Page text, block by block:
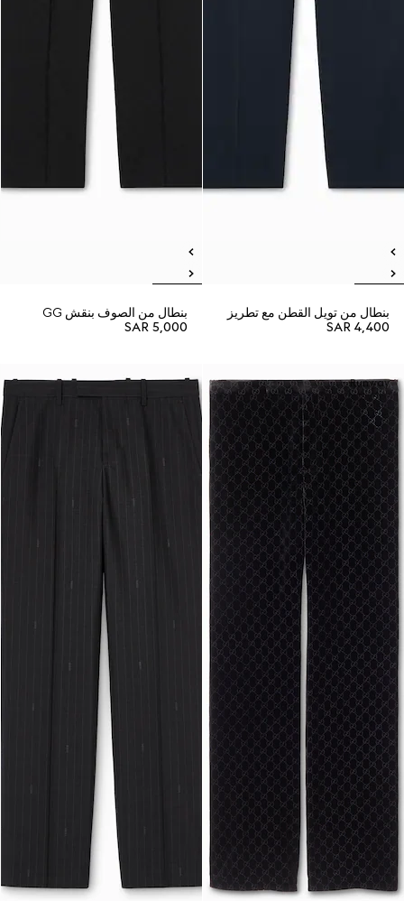
بنطال من تويل القطن مع تطريز
SAR 4,400
بنطال من الصوف بنقش GG
SAR 5,000
Runway